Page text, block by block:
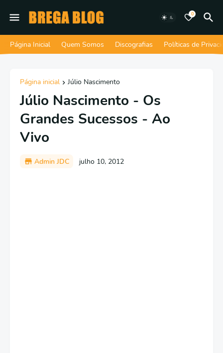
0
Página Inicial Quem Somos Discografias Políticas de
Página inicial Júlio Nascimento
Júlio Nascimento - Os
Grandes Sucessos - Ao
Vivo
Admin JDC julho 10, 2012